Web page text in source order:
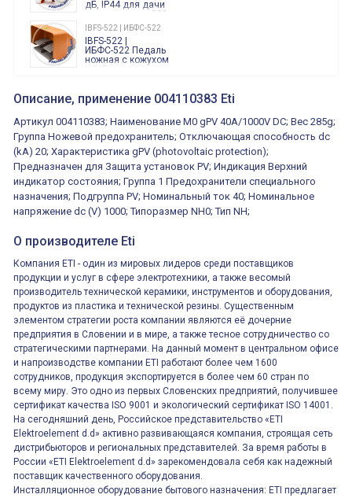
дБ, IP44 для дачи
производства 220
Вольт звук ситены
"пожарная
тревога"
IBFS-522 | ИБФС-522
IBFS-522 |
ИБФС-522 Педаль
ножная с кожухом
двойная,
15Ампер 250В
XVR13M05L
Маячок
оранжевый
230VAC 130мм
ВКН8108
ВКН8108
Концевой
выключатель /
выключатель
путевой,
алюминиевый
регулируемый
ролик
800202300000С | 80 02 0 230 0000 С
800202300000С
многофункциональные
0.1cек.-10 дней, 10
функций/режимов
Описание, применение 004110383 Eti
Артикул 004110383; Наименование M0 gPV 40A/1000V DC; Вес 285g;
Группа Ножевой предохранитель; Отключающая способность dc
(kA) 20; Характеристика gPV (photovoltaic protection);
Предназначен для Защита установок PV; Индикация Верхний
индикатор состояния; Группа 1 Предохранители специального
назначения; Подгруппа PV; Номинальный ток 40; Номинальное
напряжение dc (V) 1000; Типоразмер NH0; Тип NH;
О производителе Eti
Компания ETI - один из мировых лидеров среди поставщиков
продукции и услуг в сфере электротехники, а также весомый
производитель технической керамики, инструментов и оборудования,
продуктов из пластика и технической резины. Существенным
элементом стратегии роста компании являются её дочерние
предприятия в Словении и в мире, а также тесное сотрудничество со
стратегическими партнерами. На данный момент в центральном офисе
и напроизводстве компании ETI работают более чем 1600
сотрудников, продукция экспортируется в более чем 60 стран по
всему миру. Это одно из первых Словенских предприятий, получившее
сертификат качества ISO 9001 и экологический сертификат ISO 14001.
На сегодняшний день, Российское представительство «ETI
Elektroelement d.d» активно развивающаяся компания, строящая сеть
дистрибьюторов и региональных представителей. За время работы в
России «ETI Elektroelement d.d» зарекомендовала себя как надежный
поставщик качественного оборудования.
Инсталляционное оборудование бытового назначения: ETI предлагает